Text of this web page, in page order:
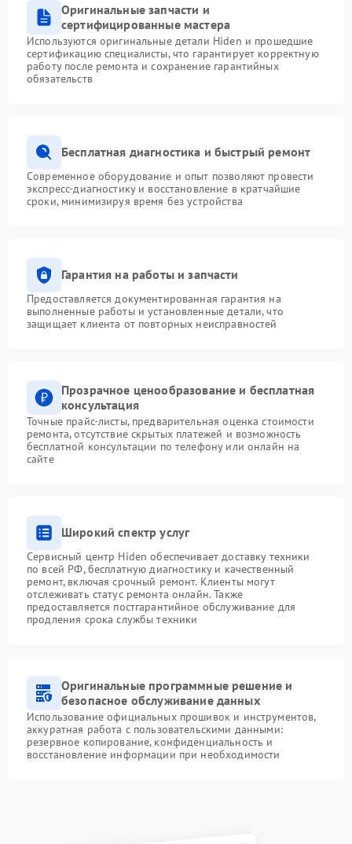
Оригинальные запчасти и
сертифицированные мастера
Используются оригинальные детали Hiden и прошедшие
сертификацию специалисты, что гарантирует корректную
работу после ремонта и сохранение гарантийных
обязательств
Бесплатная диагностика и быстрый ремонт
Современное оборудование и опыт позволяют провести
экспресс-диагностику и восстановление в кратчайшие
сроки, минимизируя время без устройства
Гарантия на работы и запчасти
Предоставляется документированная гарантия на
выполненные работы и установленные детали, что
защищает клиента от повторных неисправностей
Прозрачное ценообразование и бесплатная
консультация
Точные прайс-листы, предварительная оценка стоимости
ремонта, отсутствие скрытых платежей и возможность
бесплатной консультации по телефону или онлайн на
сайте
Широкий спектр услуг
Сервисный центр Hiden обеспечивает доставку техники
по всей РФ, бесплатную диагностику и качественный
ремонт, включая срочный ремонт. Клиенты могут
отслеживать статус ремонта онлайн. Также
предоставляется постгарантийное обслуживание для
продления срока службы техники
Оригинальные программные решение и
безопасное обслуживание данных
Использование официальных прошивок и инструментов,
аккуратная работа с пользовательскими данными:
резервное копирование, конфиденциальность и
восстановление информации при необходимости